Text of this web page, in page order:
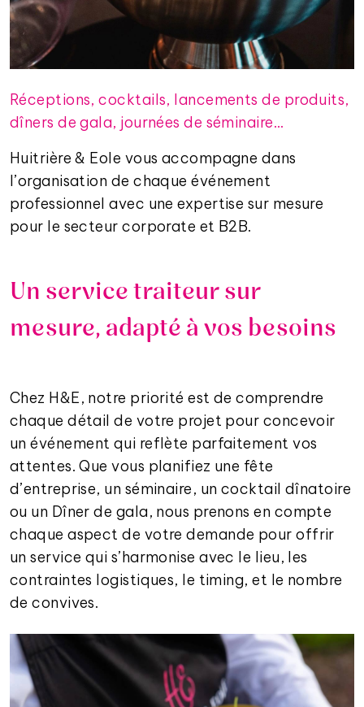
Réceptions, cocktails, lancements de produits,
dîners de gala, journées de séminaire…
Huitrière & Eole vous accompagne dans
l’organisation de chaque événement
professionnel avec une expertise sur mesure
pour le secteur corporate et B2B.
Un service traiteur sur
mesure, adapté à vos besoins
Chez H&E, notre priorité est de comprendre
chaque détail de votre projet pour concevoir
un événement qui reflète parfaitement vos
attentes. Que vous planifiez une fête
d’entreprise, un séminaire, un cocktail dînatoire
ou un Dîner de gala, nous prenons en compte
chaque aspect de votre demande pour offrir
un service qui s’harmonise avec le lieu, les
contraintes logistiques, le timing, et le nombre
de convives.